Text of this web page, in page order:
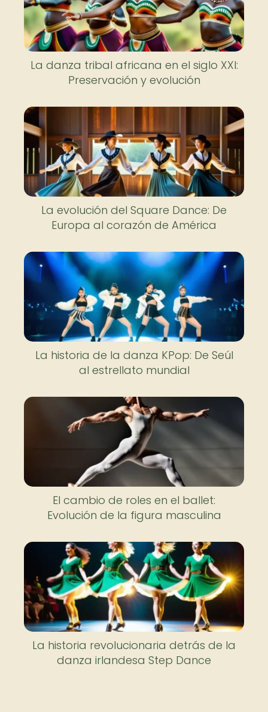
La danza tribal africana en el siglo XXI:
Preservación y evolución
La evolución del Square Dance: De
Europa al corazón de América
La historia de la danza KPop: De Seúl
al estrellato mundial
El cambio de roles en el ballet:
Evolución de la figura masculina
La historia revolucionaria detrás de la
danza irlandesa Step Dance